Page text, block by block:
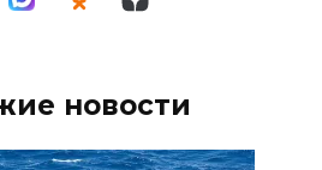
новости